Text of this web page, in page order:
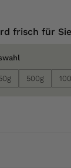
frisch für
500g